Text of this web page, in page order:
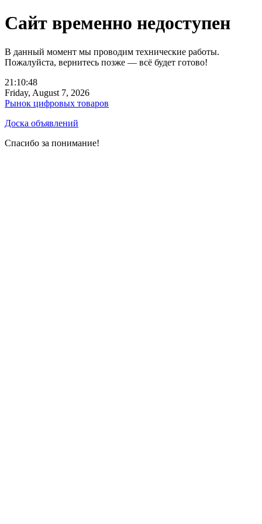
Сайт временно недоступен
В данный момент мы проводим технические работы.
Пожалуйста, вернитесь позже — всё будет готово!
21:10:48
Friday, August 7, 2026
Рынок цифровых товаров
Доска объявлений
Спасибо за понимание!